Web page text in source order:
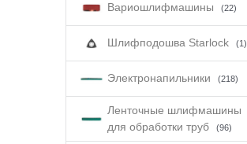
Вариошлифмашины (22)
Шлифподошва Starlock (1)
Электронапильники (218)
Ленточные шлифмашины
для обработки труб
(96)